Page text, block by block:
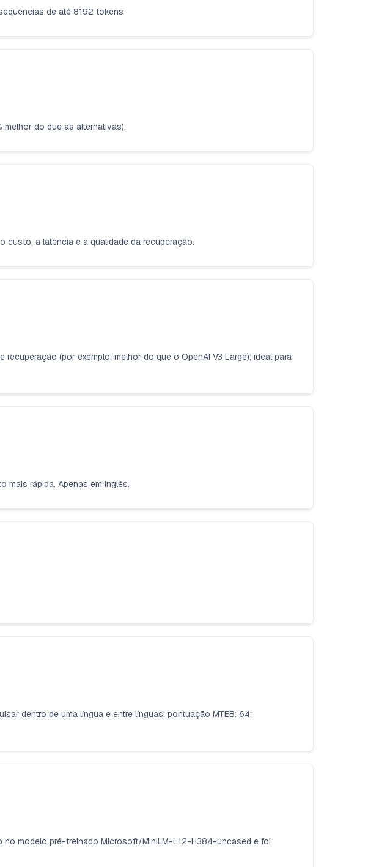
de até 8192 tokens
do que as alternativas).
custo, a latência e a qualidade da recuperação.
(por exemplo, melhor do que o OpenAI V3 Large); ideal para
mais rápida. Apenas em inglês.
dentro de uma língua e entre línguas; pontuação MTEB: 64;
no modelo pré-treinado Microsoft/MiniLM-L12-H384-uncased e foi